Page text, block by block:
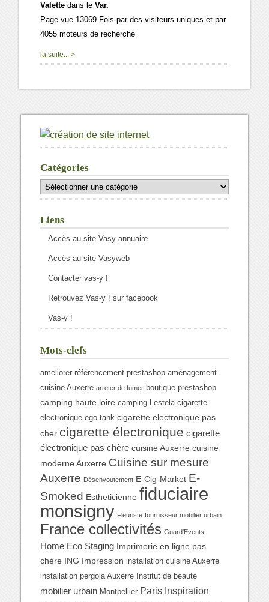
Valette dans le Var.
Page vue 13069 Fois par des visiteurs uniques et par
4055 moteurs de recherche
la suite... >
Catégories
Catégories
Liens
Accès au site Vasy-annuaire
Accès au site Vasyweb
Contacter vas-y !
Retrouvez Vas-y ! sur facebook
Vas-y !
Mots-clefs
ameliorer référencement prestashop aménagement
cuisine Auxerre arreter de fumer boutique prestashop
camping haute loire camping l estela cigarette
electronique ego tank cigarette electronique pas
cher cigarette électronique cigarette
électronique pas chère cuisine Auxerre cuisine
moderne Auxerre Cuisine sur mesure
Auxerre Désenvoutement E-Cig-Market E-
Smoked Estheticienne fiduciaire
monsigny Fleuriste fournisseur mobilier urbain
France collectivités Guard'Events
Home Eco Staging Imprimerie en ligne pas
chère ING Impression installation cuisine Auxerre
installation pergola Auxerre
Institut de beauté
mobilier urbain Montpellier Paris Inspiration